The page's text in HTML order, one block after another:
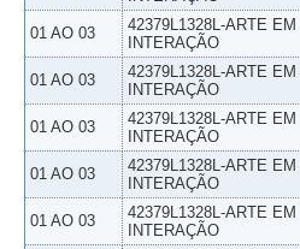
01 AO 03
42379L1328L-ARTE EM
INTERAÇÃO
01 AO 03
42379L1328L-ARTE EM
INTERAÇÃO
01 AO 03
42379L1328L-ARTE EM
INTERAÇÃO
01 AO 03
42379L1328L-ARTE EM
INTERAÇÃO
01 AO 03
42379L1328L-ARTE EM
INTERAÇÃO